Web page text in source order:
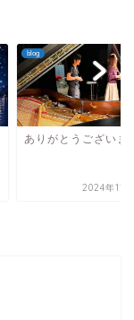
blog
ありがとうございま
2024年11